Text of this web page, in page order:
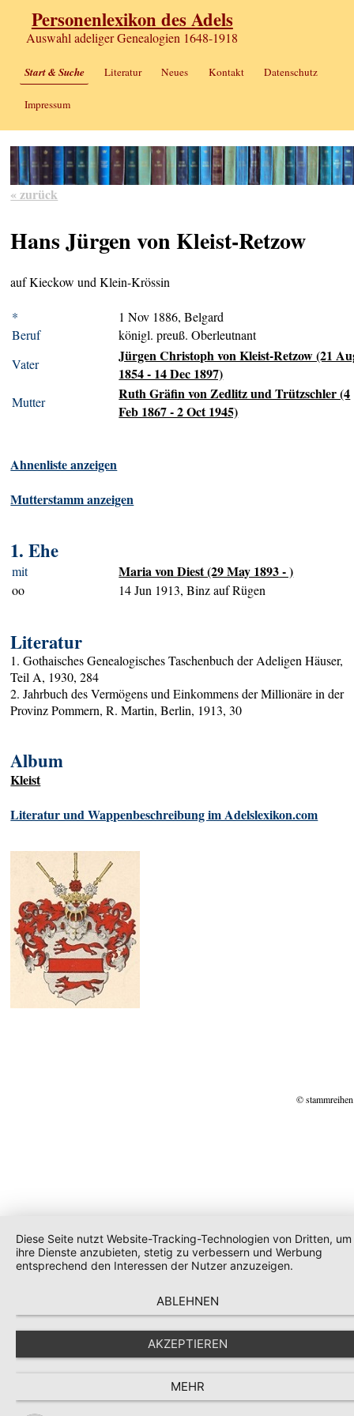
Personenlexikon des Adels
Auswahl adeliger Genealogien 1648-1918
Start & Suche Literatur Neues Kontakt Datenschutz
Impressum
« zurück
Hans Jürgen von Kleist-Retzow
auf Kieckow und Klein-Krössin
*
1 Nov 1886, Belgard
Beruf
königl. preuß. Oberleutnant
Vater
Jürgen Christoph von Kleist-Retzow (21
1854 - 14 Dec 1897)
Mutter
Ruth Gräfin von Zedlitz und Trützschler (4
Feb 1867 - 2 Oct 1945)
Ahnenliste anzeigen
Mutterstamm anzeigen
1. Ehe
mit Maria von Diest (29 May 1893 - )
oo 14 Jun 1913, Binz auf Rügen
Literatur
1. Gothaisches Genealogisches Taschenbuch der Adeligen Häuser,
Teil A, 1930, 284
2. Jahrbuch des Vermögens und Einkommens der Millionäre in der
Provinz Pommern, R. Martin, Berlin, 1913, 30
Album
Kleist
Literatur und Wappenbeschreibung im Adelslexikon.com
©
Diese Seite nutzt Website-Tracking-Technologien von Dritten, um
ihre Dienste anzubieten, stetig zu verbessern und Werbung
entsprechend den Interessen der Nutzer anzuzeigen.
ABLEHNEN
AKZEPTIEREN
MEHR